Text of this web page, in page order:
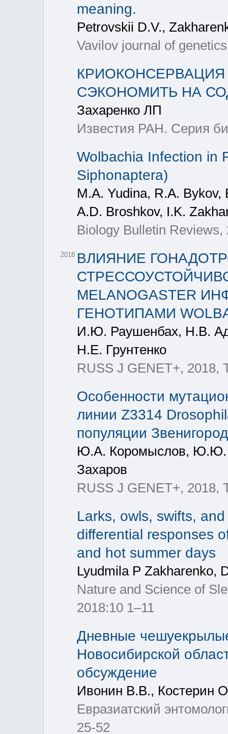
meaning.
Petrovskii D.V.,
Vavilov journal of
СЭКОНОМИТЬ НА
Захаренко ЛП
Известия РАН. Серия
Wolbachia Infection in
Siphonaptera)
M.A. Yudina, R.A. Bykov,
A.D. Broshkov, I.K.
Biology Bulletin
2018 ВЛИЯНИЕ
MELANOGASTER
ГЕНОТИПАМИ
И.Ю. Раушенбах, Н.В.
Н.Е. Грунтенко
RUSS J GENET+,
Особенности
линии Z3314
популяции
Ю.А. Коромыслов, Ю.Ю.
Захаров
RUSS J GENET+,
Larks, owls, swifts,
differential responses
and hot summer days
Lyudmila P Zakharenko,
Nature and Science of
2018:10 1–11
Дневные
Новосибирской
обсуждение
Ивонин В.В., Костерин
Евразиатский
25-52